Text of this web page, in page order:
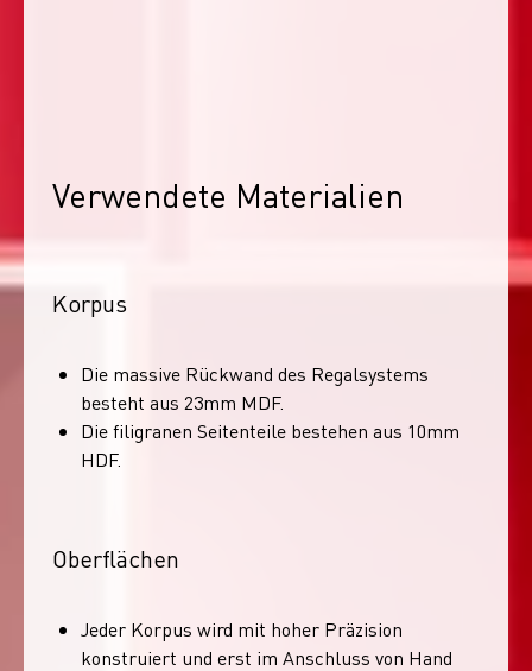
Verwendete Materialien
Korpus
Die massive Rückwand des Regalsystems
besteht aus 23mm MDF.
Die filigranen Seitenteile bestehen aus 10mm
HDF.
Oberflächen
Jeder Korpus wird mit hoher Präzision
konstruiert und erst im Anschluss von Hand